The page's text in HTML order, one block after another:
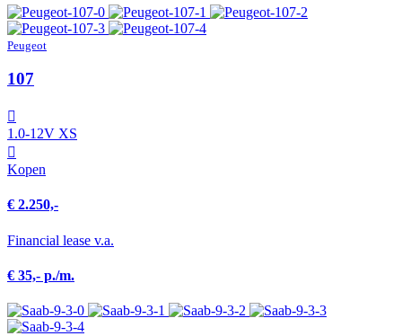
Peugeot
107
1.0-12V XS
Kopen
€ 2.250,-
Financial lease v.a.
€ 35,- p./m.